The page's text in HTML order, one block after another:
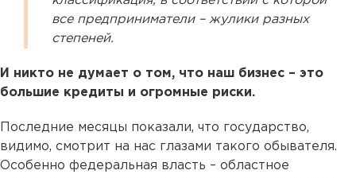
все предприниматели – жулики разных
степеней.
И никто не думает о том, что наш бизнес – это
большие кредиты и огромные риски.
Последние месяцы показали, что государство,
видимо, смотрит на нас глазами такого обывателя.
Особенно федеральная власть – областное